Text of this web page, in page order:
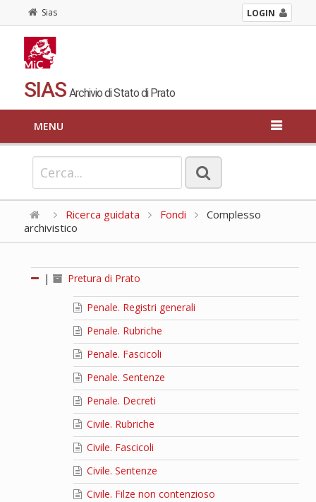
Sias LOGIN
SIAS Archivio di Stato di Prato
MENU
Ricerca guidata Fondi
Complesso
archivistico
| Pretura di Prato
Penale. Registri generali
Penale. Rubriche
Penale. Fascicoli
Penale. Sentenze
Penale. Decreti
Civile. Rubriche
Civile. Fascicoli
Civile. Sentenze
Civile. Filze non contenzioso